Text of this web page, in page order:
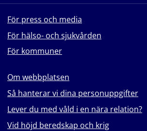
För press och media
För hälso- och sjukvården
För kommuner
Om webbplatsen
Så hanterar vi dina personuppgifter
Lever du med våld i en nära relation?
Vid höjd beredskap och krig